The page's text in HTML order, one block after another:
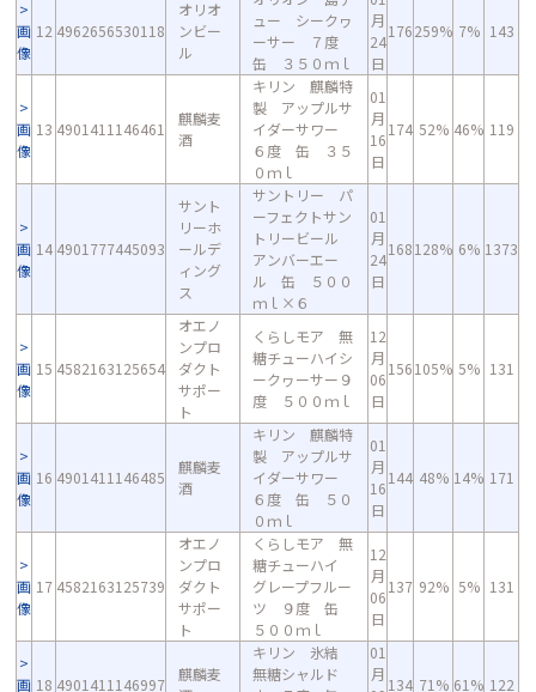
画
像
12 4962656530118
オリオ
ンビー
ル
ュー シークヮ
ーサー ７度
缶 ３５０ｍｌ
月
24
日
176259% 7% 143
画
像
13 4901411146461
麒麟麦
酒
キリン 麒麟特
製 アップルサ
イダーサワー
６度 缶 ３５
０ｍｌ
01
月
16
日
174 52% 46% 119
画
像
14 4901777445093
サント
リーホ
ールデ
ィング
ス
サントリー パ
ーフェクトサン
トリービール
アンバーエー
ル 缶 ５００
ｍｌ×６
01
月
24
日
168128% 6% 1373
画
像
15 4582163125654
オエノ
ンプロ
ダクト
サポー
ト
くらしモア 無
糖チューハイシ
ークヮーサー９
度 ５００ｍｌ
12
月
06
日
156105% 5% 131
画
像
16 4901411146485
麒麟麦
酒
キリン 麒麟特
製 アップルサ
イダーサワー
６度 缶 ５０
０ｍｌ
01
月
16
日
144 48% 14% 171
画
像
17 4582163125739
オエノ
ンプロ
ダクト
サポー
ト
くらしモア 無
糖チューハイ
グレープフルー
ツ ９度 缶
５００ｍｌ
12
月
06
日
137 92% 5% 131
画 18 4901411146997
麒麟麦
キリン 氷結
無糖シャルド
01
月
134 71% 61% 122